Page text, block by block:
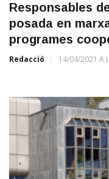
Responsables
posada en
programes
Redacció 14/04/2021 A